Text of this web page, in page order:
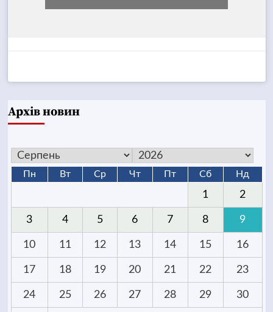
Архів новин
Пн Вт Ср Чт Пт Сб Нд
1 2
3 4 5 6 7 8 9
10 11 12 13 14 15 16
17 18 19 20 21 22 23
24 25 26 27 28 29 30